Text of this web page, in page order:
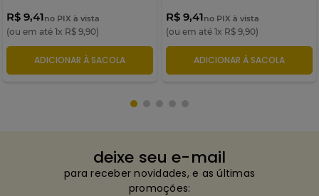
R$ 9,41no PIX à vista
(ou em até 1x R$ 9,90)
ADICIONAR À SACOLA
R$ 9,41no PIX à vista
(ou em até 1x R$ 9,90)
ADICIONAR À SACOLA
deixe seu e-mail
para receber novidades, e as últimas
promoções: